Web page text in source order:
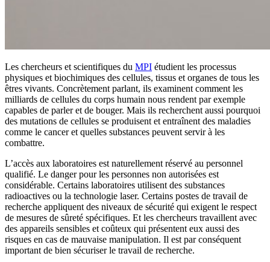
Les chercheurs et scientifiques du MPI étudient les processus
physiques et biochimiques des cellules, tissus et organes de tous les
êtres vivants. Concrètement parlant, ils examinent comment les
milliards de cellules du corps humain nous rendent par exemple
capables de parler et de bouger. Mais ils recherchent aussi pourquoi
des mutations de cellules se produisent et entraînent des maladies
comme le cancer et quelles substances peuvent servir à les
combattre.
L’accès aux laboratoires est naturellement réservé au personnel
qualifié. Le danger pour les personnes non autorisées est
considérable. Certains laboratoires utilisent des substances
radioactives ou la technologie laser. Certains postes de travail de
recherche appliquent des niveaux de sécurité qui exigent le respect
de mesures de sûreté spécifiques. Et les chercheurs travaillent avec
des appareils sensibles et coûteux qui présentent eux aussi des
risques en cas de mauvaise manipulation. Il est par conséquent
important de bien sécuriser le travail de recherche.